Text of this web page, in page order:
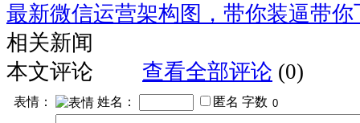
最新微信运营架构图，带你装逼带你
相关新闻
本文评论
查看全部评论 (0)
表情： 姓名： 匿名 字数